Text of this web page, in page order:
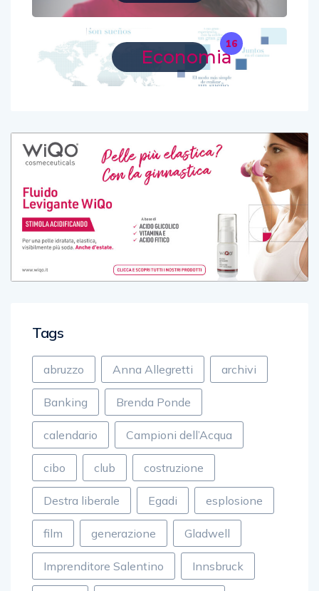
Economia
16
Tags
abruzzo Anna Allegretti archivi
Banking Brenda Ponde
calendario Campioni dell’Acqua
cibo club costruzione
Destra liberale Egadi esplosione
film generazione Gladwell
Imprenditore Salentino Innsbruck